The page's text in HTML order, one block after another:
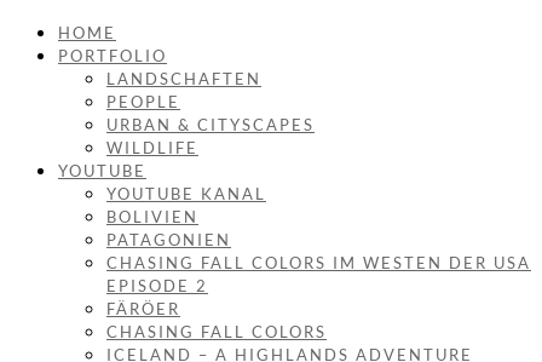
HOME
PORTFOLIO
LANDSCHAFTEN
PEOPLE
URBAN & CITYSCAPES
WILDLIFE
YOUTUBE
YOUTUBE KANAL
BOLIVIEN
PATAGONIEN
CHASING FALL COLORS IM WESTEN DER USA
EPISODE 2
FÄRÖER
CHASING FALL COLORS
ICELAND – A HIGHLANDS ADVENTURE